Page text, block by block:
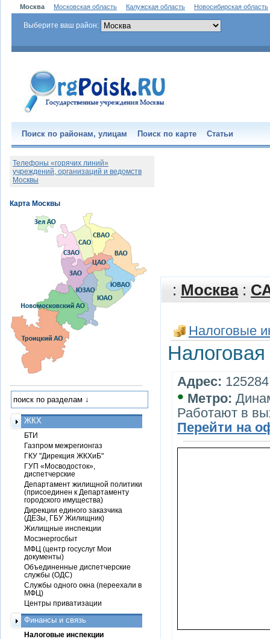
Москва Московская область Калужская область Новосибирская область
Выберите ваш район:
Поиск по районам, улицам Поиск по карте Статьи
: Москва:
Налоговые
Адрес:
• Метро:
Работают в
Перейти на
Телефоны «горячих линий»
учреждений, организаций и ведомств
Москвы
ЖКХ
БТИ
Газпром межрегионгаз
ГКУ "Дирекция ЖКХиБ"
ГУП «Мосводосток»,
диспетчерские
Департамент жилищной политики
(присоединен к Департаменту
городского имущества)
Дирекции единого заказчика
(ДЕЗы, ГБУ Жилищник)
Жилищные инспекции
Мосэнергосбыт
МФЦ (центр госуслуг Мои
документы)
Объединенные диспетчерские
службы (ОДС)
Службы одного окна (переехали в
МФЦ)
Центры приватизации
Финансы и связь
Налоговые инспекции